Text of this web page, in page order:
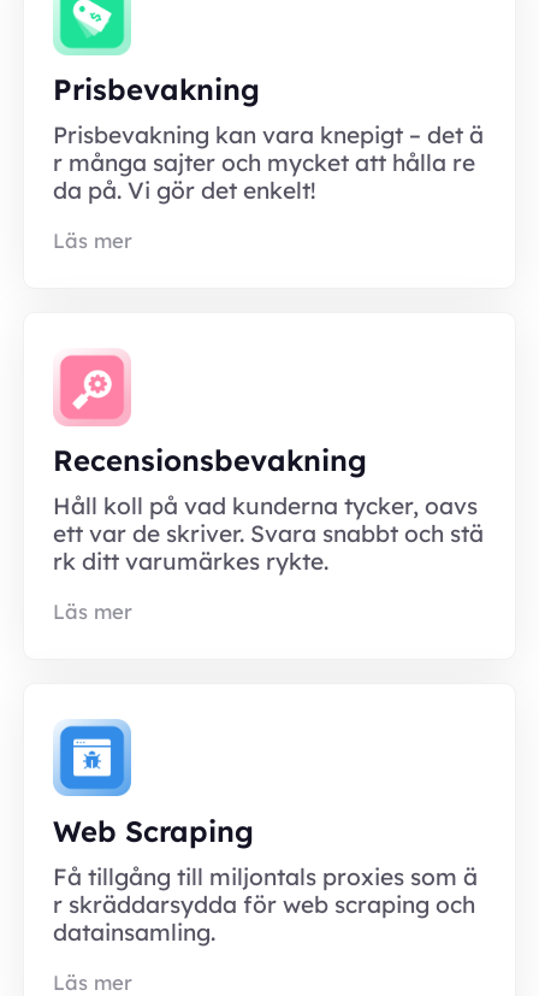
Prisbevakning
Prisbevakning kan vara knepigt – det ä
r många sajter och mycket att hålla re
da på. Vi gör det enkelt!
Läs mer
Recensionsbevakning
Håll koll på vad kunderna tycker, oavs
ett var de skriver. Svara snabbt och stä
rk ditt varumärkes rykte.
Läs mer
Web Scraping
Få tillgång till miljontals proxies som ä
r skräddarsydda för web scraping och
datainsamling.
Läs mer